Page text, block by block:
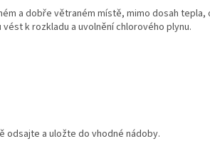
a dobře větraném místě, mimo dosah tepla,
k rozkladu a uvolnění chlorového plynu.
odsajte a uložte do vhodné nádoby.